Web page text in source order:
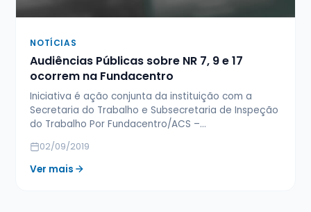
NOTÍCIAS
Audiências Públicas sobre NR 7, 9 e 17
ocorrem na Fundacentro
Iniciativa é ação conjunta da instituição com a
Secretaria do Trabalho e Subsecretaria de Inspeção
do Trabalho Por Fundacentro/ACS –…
02/09/2019
Ver mais